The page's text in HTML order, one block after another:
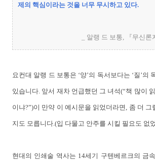
제의 핵심이라는 것을 너무 무시하고 있다.
_ 알랭 드 보통, 『무신
요컨대 알랭 드 보통은 ‘양’의 독서보다는 ‘질’의
있습니다. 앞서 재차 언급했던 그 녀석(“책 많이
이냐?”)이 만약 이 예시문을 읽었더라면, 좀 더
지도 모릅니다.(입 다물고 안주를 시킬 필요도 없
현대의 인쇄술 역사는 14세기 구텐베르크의 금